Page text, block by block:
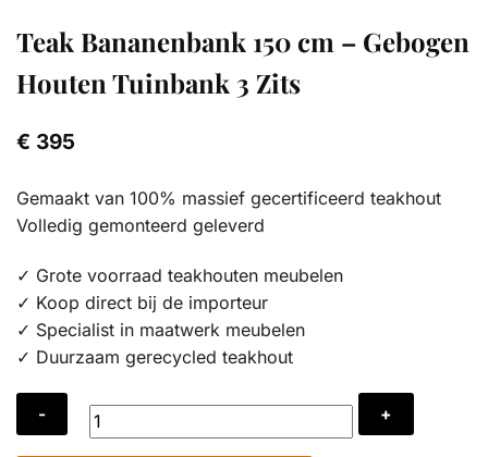
Teak Bananenbank 150 cm – Gebogen
Houten Tuinbank 3 Zits
€ 395
Gemaakt van 100% massief gecertificeerd teakhout
Volledig gemonteerd geleverd
✓ Grote voorraad teakhouten meubelen
✓ Koop direct bij de importeur
✓ Specialist in maatwerk meubelen
✓ Duurzaam gerecycled teakhout